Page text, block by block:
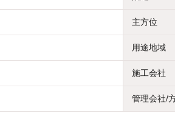
主方位
用途地域
施工会社
管理会社/